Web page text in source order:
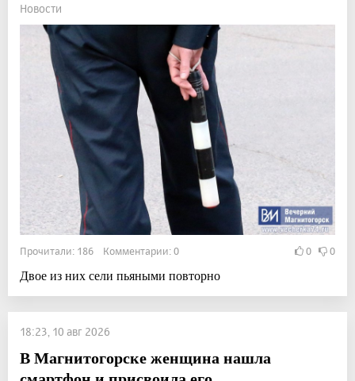
Новости
Прочитали: 186 Комментарии: 0 0 0
Двое из них сели пьяными повторно
18:23, 10 авг 2026
В Магнитогорске женщина нашла